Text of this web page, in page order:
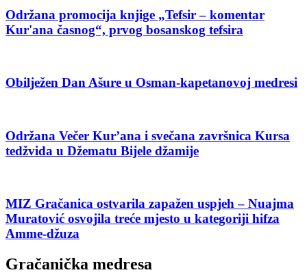
Održana promocija knjige „Tefsir – komentar
Kur'ana časnog“, prvog bosanskog tefsira
Obilježen Dan Ašure u Osman-kapetanovoj medresi
Održana Večer Kur’ana i svečana završnica Kursa
tedžvida u Džematu Bijele džamije
MIZ Gračanica ostvarila zapažen uspjeh – Nuajma
Muratović osvojila treće mjesto u kategoriji hifza
Amme-džuza
Gračanička medresa